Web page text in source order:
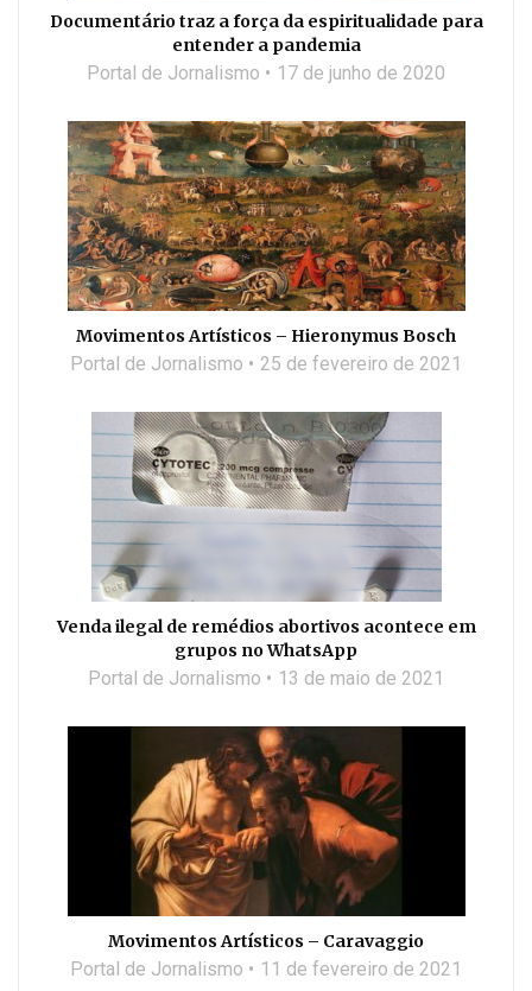
Documentário traz a força da espiritualidade para
entender a pandemia
Portal de Jornalismo 17 de junho de 2020
Movimentos Artísticos – Hieronymus Bosch
Portal de Jornalismo 25 de fevereiro de 2021
Venda ilegal de remédios abortivos acontece em
grupos no WhatsApp
Portal de Jornalismo 13 de maio de 2021
Movimentos Artísticos – Caravaggio
Portal de Jornalismo 11 de fevereiro de 2021